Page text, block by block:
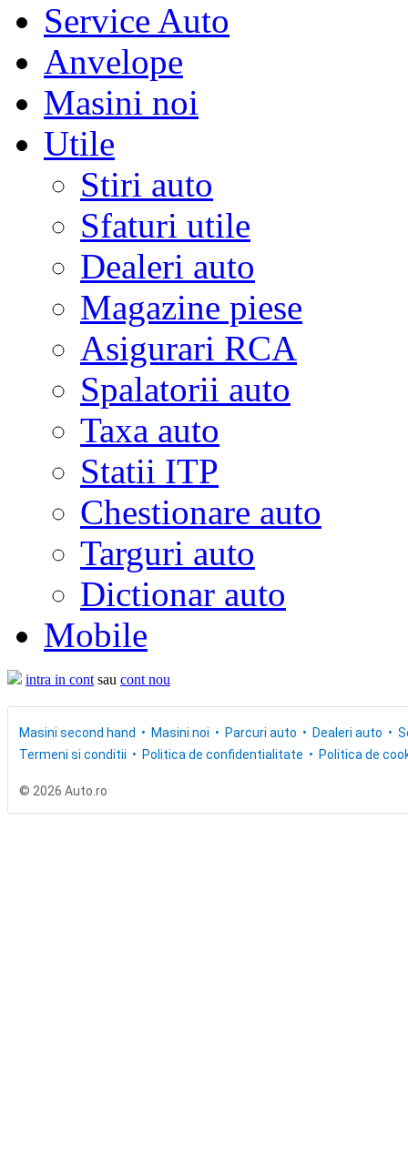
Service Auto
Anvelope
Masini noi
Utile
Stiri auto
Sfaturi utile
Dealeri auto
Magazine piese
Asigurari RCA
Spalatorii auto
Taxa auto
Statii ITP
Chestionare auto
Targuri auto
Dictionar auto
Mobile
intra in cont sau cont nou
Masini second hand Masini noi Parcuri auto Dealeri auto
Termeni si conditii
Politica de confidentialitate Politica de
© 2026 Auto.ro